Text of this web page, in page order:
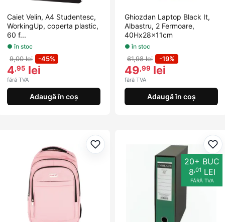
Caiet Velin, A4 Studentesc,
WorkingUp, coperta plastic,
60 f...
● în stoc
9,00 lei -45%
4,95 lei
fără TVA
Adaugă în coș
Ghiozdan Laptop Black It,
Albastru, 2 Fermoare,
40Hx28x11cm
● în stoc
61,98 lei -19%
49,99 lei
fără TVA
Adaugă în coș
Adaugă la favorite
20+ BUC
8,01 LEI
FĂRĂ TVA